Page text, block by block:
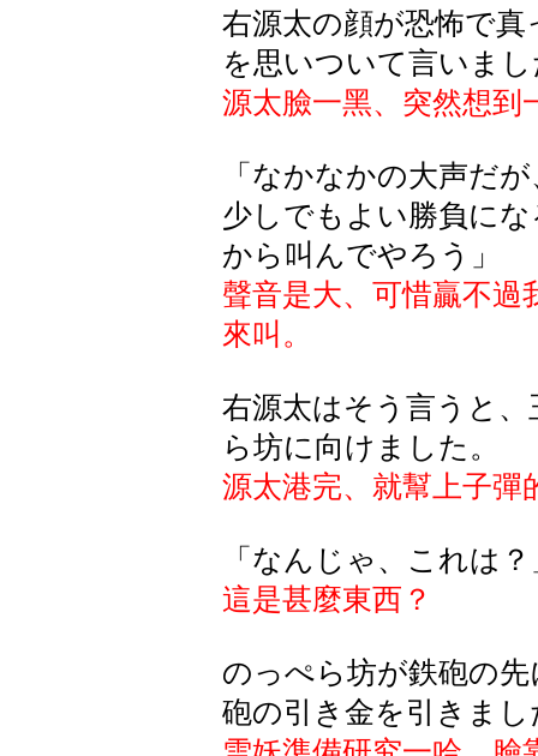
右源太の顔が恐怖で
を思いついて言いま
源太臉一黑、突然想到
「なかなかの大声だ
少しでもよい勝負に
から叫んでやろう」
聲音是大、可惜贏不過
來叫。
右源太はそう言うと
ら坊に向けました。
源太港完、就幫上子彈
「なんじゃ、これは？
這是甚麼東西？
のっぺら坊が鉄砲の
砲の引き金を引きまし